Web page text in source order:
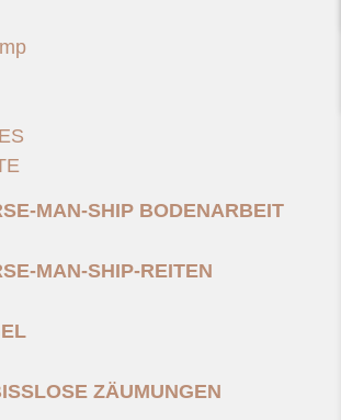
MAN-SHIP BODENARBEIT
MAN-SHIP-REITEN
ZÄUMUNGEN